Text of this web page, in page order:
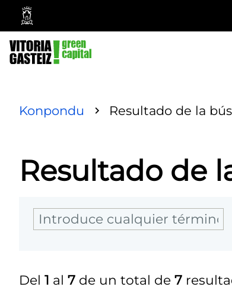
Mairie
de
Vitoria-
Gasteiz
Konpondu Resultado de la
Resultado de
Del 1 al 7 de un total de 7